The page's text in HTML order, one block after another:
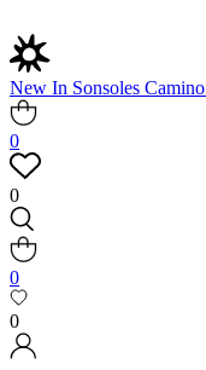
New In Sonsoles Camino
0
0
0
0